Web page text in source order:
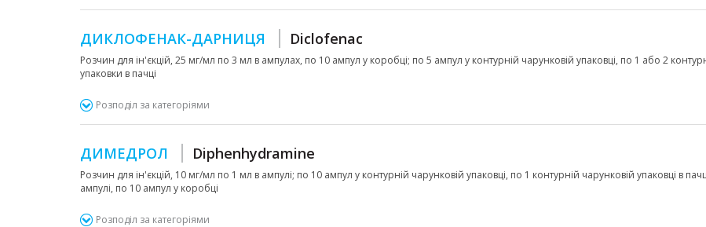
ДИКЛОФЕНАК-ДАРНИЦЯ Diclofenac
Розчин для ін'єкцій, 25 мг/мл по 3 мл в ампулах, по 10 ампул у коробці; по 5 ампул у контурній чарунковій упаковці, по 1 або 2
упаковки в пачці
Розподіл за категоріями
ДИМЕДРОЛ Diphenhydramine
Розчин для ін'єкцій, 10 мг/мл по 1 мл в ампулі; по 10 ампул у контурній чарунковій упаковці, по 1 контурній чарунковій упаковці в
ампулі, по 10 ампул у коробці
Розподіл за категоріями